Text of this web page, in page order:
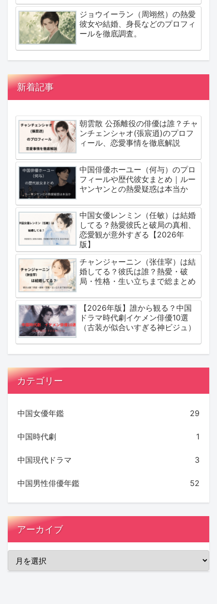
ジョウイーラン（周翊然）の熱愛
彼女や結婚、身長などのプロフィ
ールを徹底調査。
新着記事
朝雲散 公孫離役の俳優は誰？チャ
ンチェンシャオ(張宸逍)のプロフ
ィール、恋愛事情を徹底解説
中国俳優ホーユー（何与）のプロ
フィールや歴代彼女まとめ｜ルー
ヤンヤンとの熱愛疑惑は本当か
中国女優レンミン（任敏）は結婚
してる？熱愛彼氏と破局の真相、
恋愛観が意外すぎる【2026年
版】
チャンジャーニン（张佳寜）は結
婚してる？彼氏は誰？熱愛・破
局・性格・生い立ちまで総まとめ
【2026年版】誰から観る？中国
ドラマ時代劇イケメン俳優10選
（古装が似合いすぎる神ビジュ）
カテゴリー
中国女優年鑑 29
中国時代劇 1
中国現代ドラマ 3
中国男性俳優年鑑 52
アーカイブ